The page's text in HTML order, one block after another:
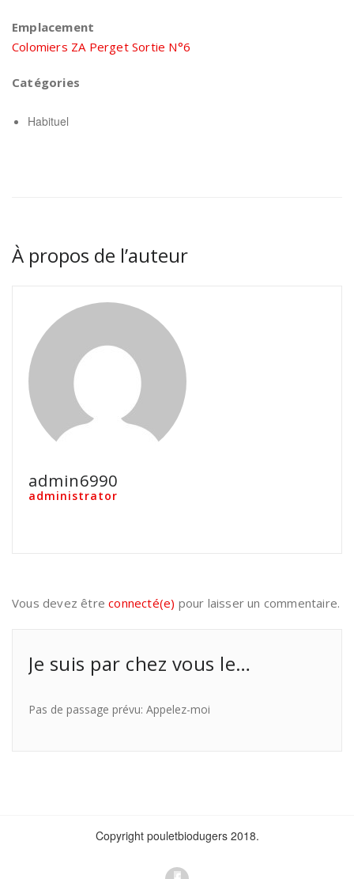
Emplacement
Colomiers ZA Perget Sortie N°6
Catégories
Habituel
À propos de l’auteur
admin6990
administrator
Vous devez êtreconnecté(e) pour laisser un commentaire.
Je suis par chez vous le…
Pas de passage prévu: Appelez-moi
Copyright pouletbiodugers 2018.